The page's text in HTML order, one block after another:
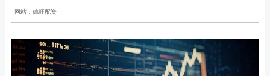
网站：德旺配资